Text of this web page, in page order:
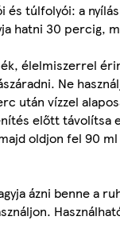
és túlfolyói: a
hatni 30 percig,
élelmiszerrel
Ne
után vízzel
előtt távolítsa
oldjon fel 90
ázni benne a